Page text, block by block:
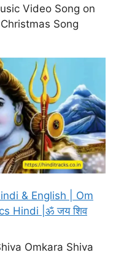
Video Song on
Song
& English | Om
Hindi |ॐ जय शिव
Omkara Shiva